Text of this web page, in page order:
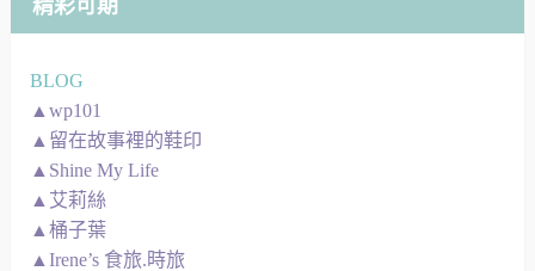
精彩可期
BLOG
▲wp101
▲留在故事裡的鞋印
▲Shine My Life
▲艾莉絲
▲桶子葉
▲Irene’s 食旅.時旅